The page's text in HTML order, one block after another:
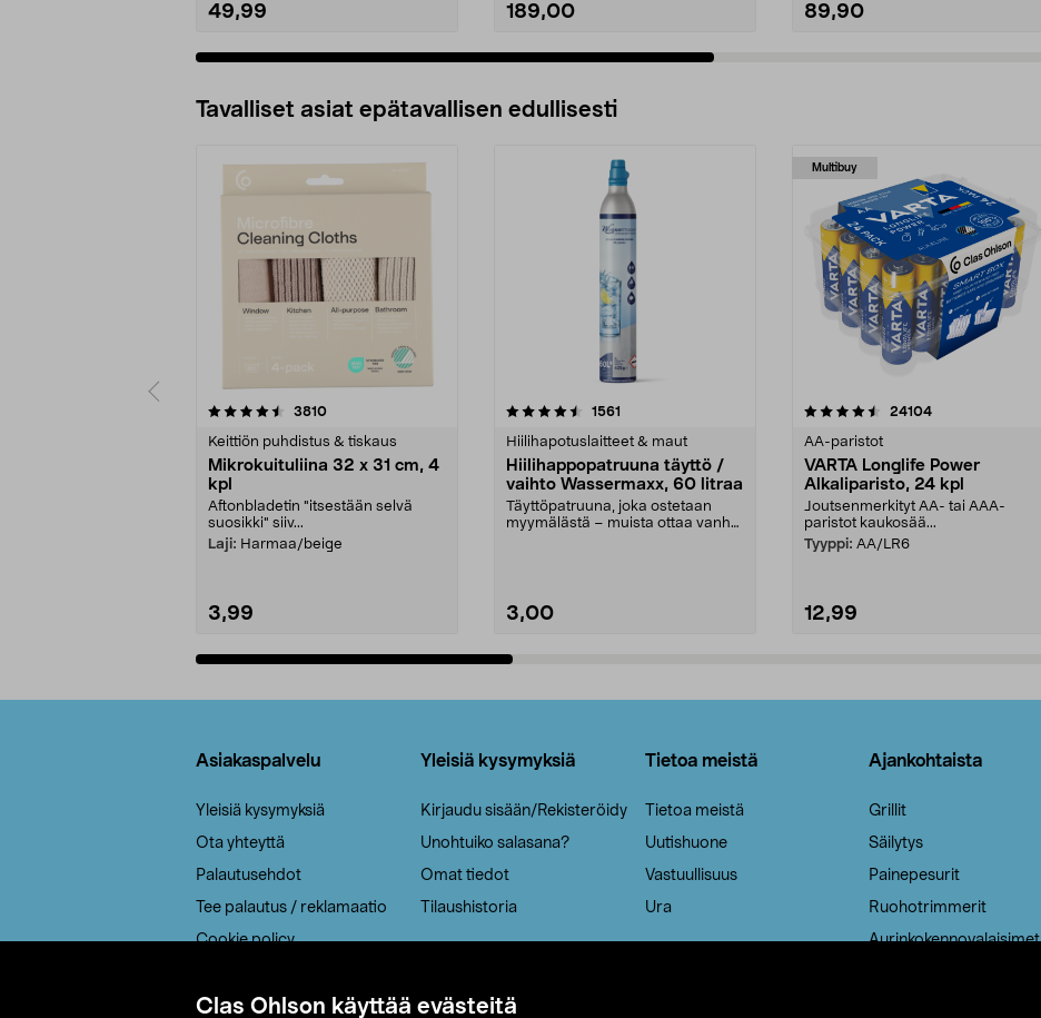
Clas Ohlson käyttää evästeitä
49,99 189,00 89,90
Tavalliset asiat epätavallisen edullisesti
3810arvostelut
Keittiön puhdistus & tiskaus
Mikrokuituliina 32 x 31 cm, 4
kpl
Aftonbladetin "itsestään selvä
suosikki" siiv...
Laji: Harmaa/beige
3,99
4.5viidestä
1561
Hiilihapotuslaitteet & maut
Hiilihappopatruuna täyttö /
vaihto Wassermaxx, 60 litraa
Täyttöpatruuna, joka ostetaan
myymälästä – muista ottaa vanha
3,00
Multibuy
4.5viidestä
24104arvostelut
AA-paristot
VARTA Longlife Power
Alkaliparisto, 24 kpl
Joutsenmerkityt AA- tai AAA-
paristot kaukosää...
Tyyppi: AA/LR6
12,99
4.5viidestä
Asiakaspalvelu
Yleisiä kysymyksiä
Ota yhteyttä
Palautusehdot
Tee palautus / reklamaatio
Cookie policy
Saavutettavuus
Yleisiä kysymyksiä
Kirjaudu sisään/Rekisteröidy
Unohtuiko salasana?
Omat tiedot
Tilaushistoria
Tietoa meistä
Tietoa meistä
Uutishuone
Vastuullisuus
Ura
Ajankohtaista
Grillit
Säilytys
Painepesurit
Ruohotrimmerit
Aurinkokennovalaisimet